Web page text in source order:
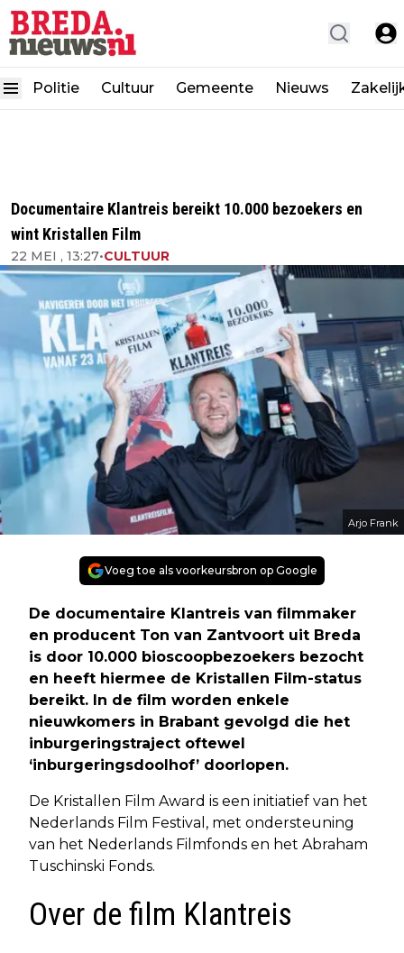
Politie Cultuur Gemeente Nieuws
Documentaire Klantreis bereikt 10.000 bezoekers en
wint Kristallen Film
22 MEI , 13:27•CULTUUR
Arjo Frank
Voeg toe als voorkeursbron op Google
De documentaire Klantreis van filmmaker
en producent Ton van Zantvoort uit Breda
is door 10.000 bioscoopbezoekers bezocht
en heeft hiermee de Kristallen Film-status
bereikt. In de film worden enkele
nieuwkomers in Brabant gevolgd die het
inburgeringstraject oftewel
‘inburgeringsdoolhof’ doorlopen.
De Kristallen Film Award is een initiatief van het
Nederlands Film Festival, met ondersteuning
van het Nederlands Filmfonds en het Abraham
Tuschinski Fonds.
Over de film Klantreis